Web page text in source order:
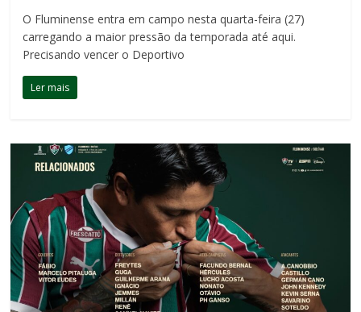
O Fluminense entra em campo nesta quarta-feira (27)
carregando a maior pressão da temporada até aqui.
Precisando vencer o Deportivo
Ler mais